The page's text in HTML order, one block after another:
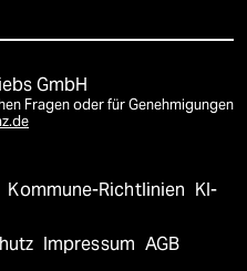
GmbH
Fragen oder für Genehmigungen
Kommune-Richtlinien KI-
Impressum AGB